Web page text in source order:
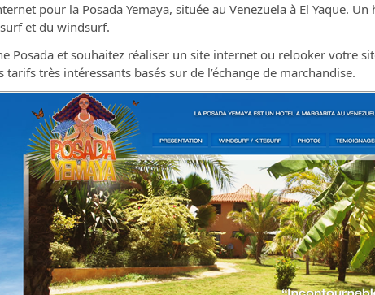
pour la Posada Yemaya, située au Venezuela à El Yaque.
et du windsurf.
Posada et souhaitez réaliser un site internet ou relooker votre
tarifs très intéressants basés sur de l’échange de marchandise.